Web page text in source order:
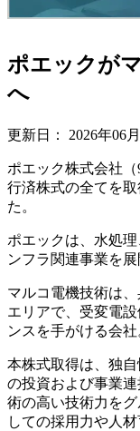
ポエックが
へ
更新日： 2026年06
ポエック株式会社
行済株式の全てを
た。
ポエックは、水処
ンフラ関連事業を展
マルコ電機技術は
エリアで、受変電
ンスを手がける会社
本株式取得は、独
の投資および事業
術の高い技術力を
しての採用力や人